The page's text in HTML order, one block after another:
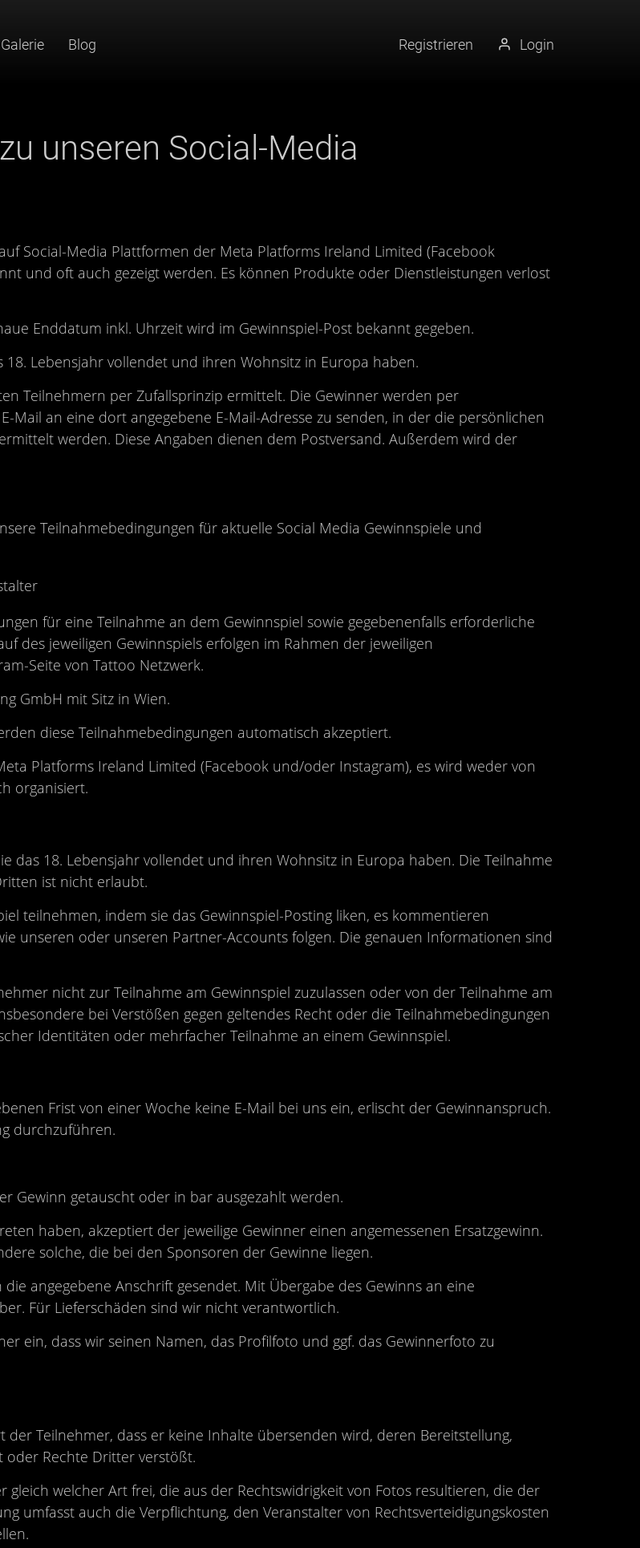
Galerie Blog Registrieren Login
unseren Social-Media
Social-Media Plattformen der Meta Platforms Ireland Limited (Facebook
und oft auch gezeigt werden. Es können Produkte oder Dienstleistungen verlost
Enddatum inkl. Uhrzeit wird im Gewinnspiel-Post bekannt gegeben.
Lebensjahr vollendet und ihren Wohnsitz in Europa haben.
Teilnehmern per Zufallsprinzip ermittelt. Die Gewinner werden per
an eine dort angegebene E-Mail-Adresse zu senden, in der die persönlichen
werden. Diese Angaben dienen dem Postversand. Außerdem wird der
Teilnahmebedingungen für aktuelle Social Media Gewinnspiele und
für eine Teilnahme an dem Gewinnspiel sowie gegebenenfalls erforderliche
des jeweiligen Gewinnspiels erfolgen im Rahmen der jeweiligen
Seite von Tattoo Netzwerk.
GmbH mit Sitz in Wien.
diese Teilnahmebedingungen automatisch akzeptiert.
Platforms Ireland Limited (Facebook und/oder Instagram), es wird weder von
organisiert.
18. Lebensjahr vollendet und ihren Wohnsitz in Europa haben. Die Teilnahme
ist nicht erlaubt.
teilnehmen, indem sie das Gewinnspiel-Posting liken, es kommentieren
unseren oder unseren Partner-Accounts folgen. Die genauen Informationen sind
nicht zur Teilnahme am Gewinnspiel zuzulassen oder von der Teilnahme am
bei Verstößen gegen geltendes Recht oder die Teilnahmebedingungen
Identitäten oder mehrfacher Teilnahme an einem Gewinnspiel.
Frist von einer Woche keine E-Mail bei uns ein, erlischt der Gewinnanspruch.
durchzuführen.
getauscht oder in bar ausgezahlt werden.
haben, akzeptiert der jeweilige Gewinner einen angemessenen Ersatzgewinn.
solche, die bei den Sponsoren der Gewinne liegen.
angegebene Anschrift gesendet. Mit Übergabe des Gewinns an eine
Für Lieferschäden sind wir nicht verantwortlich.
ein, dass wir seinen Namen, das Profilfoto und ggf. das Gewinnerfoto zu
Teilnehmer, dass er keine Inhalte übersenden wird, deren Bereitstellung,
oder Rechte Dritter verstößt.
welcher Art frei, die aus der Rechtswidrigkeit von Fotos resultieren, die der
umfasst auch die Verpflichtung, den Veranstalter von Rechtsverteidigungskosten